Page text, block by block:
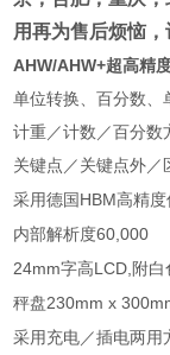
用再为售后烦恼，
AHW/AHW+超高精
单位转换、百分数、
计重／计数／百分数
关键点／关键点外／
采用德国 HBM高精
内部解析度60,000
24mm字高LCD, 附白
秤盘230mm x
采用充电／插电两用